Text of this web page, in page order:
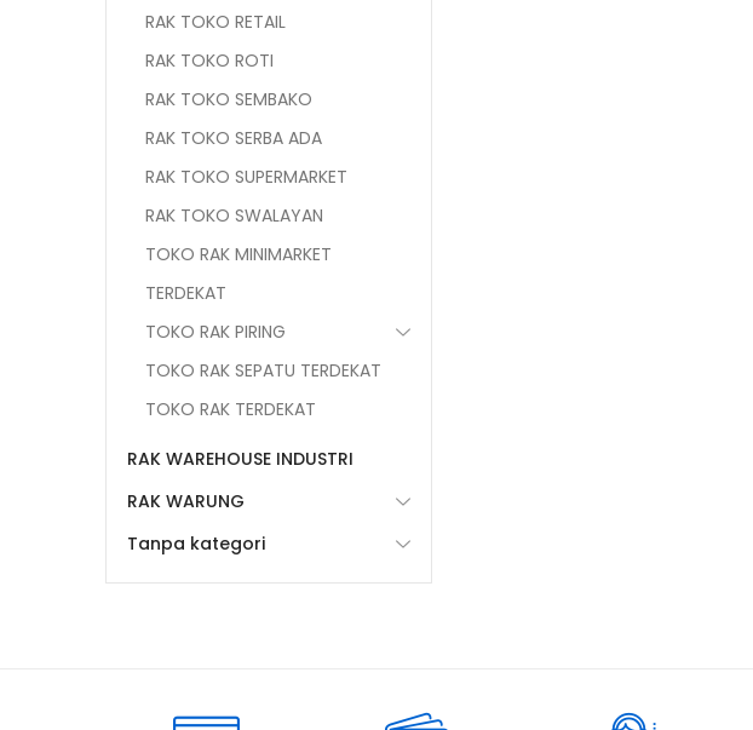
RAK TOKO RETAIL
RAK TOKO ROTI
RAK TOKO SEMBAKO
RAK TOKO SERBA ADA
RAK TOKO SUPERMARKET
RAK TOKO SWALAYAN
TOKO RAK MINIMARKET
TERDEKAT
TOKO RAK PIRING
TOKO RAK SEPATU TERDEKAT
TOKO RAK TERDEKAT
RAK WAREHOUSE INDUSTRI
RAK WARUNG
Tanpa kategori